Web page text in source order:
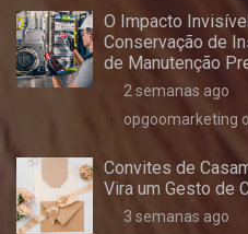
O Impacto
Conservação de
de Manutenção
2 semanas ago
opgoomarketing
Convites de
Vira um Gesto de
3 semanas ago